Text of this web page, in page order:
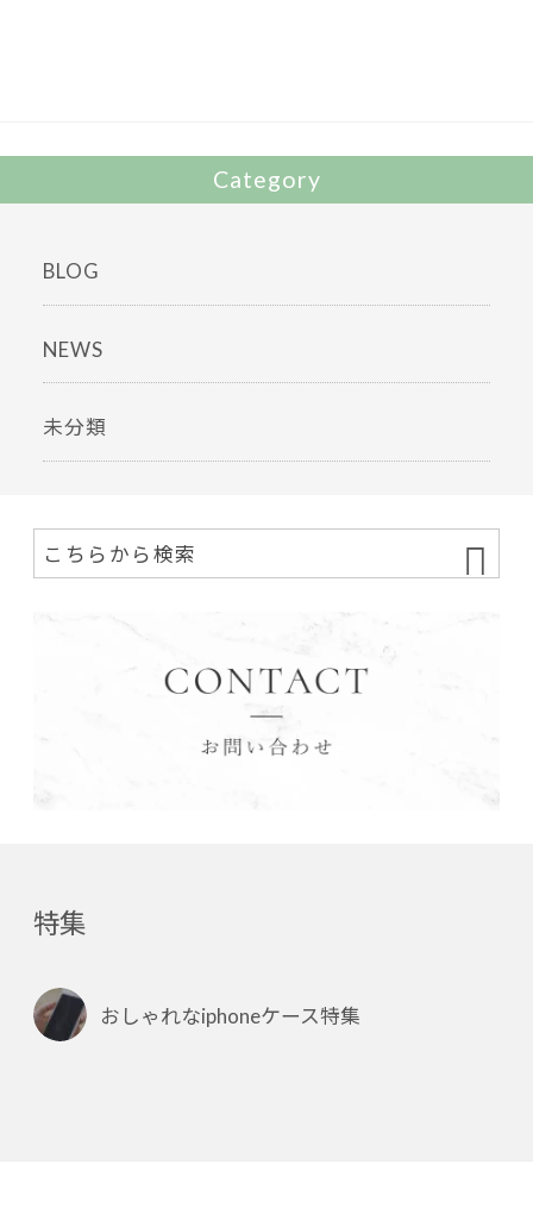
Category
BLOG
NEWS
未分類
特集
おしゃれなiphoneケース特集